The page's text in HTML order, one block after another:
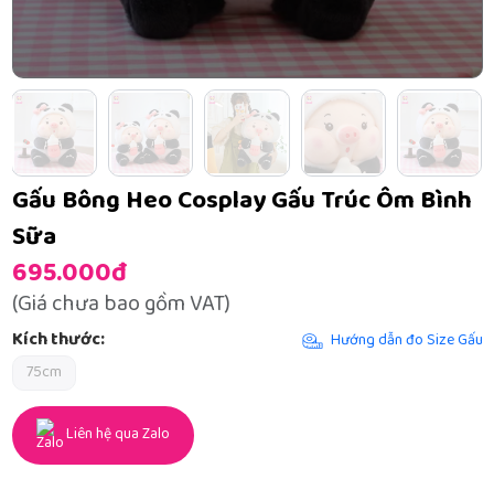
Gấu Bông Heo Cosplay Gấu Trúc Ôm Bình
Sữa
695.000đ
(Giá chưa bao gồm VAT)
Kích thước:
Hướng dẫn đo Size Gấu
75cm
Liên hệ qua Zalo